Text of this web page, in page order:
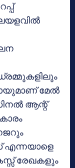
2 ഡ്രമ്മുകളിലും
മേല്‍
ആന്റ്
എന്നയാളെ
രേഖകളും